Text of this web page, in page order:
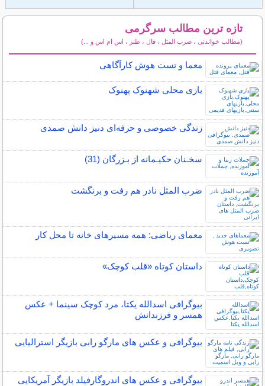
تازه ترین مطالب سرگرمی
(مطالب خواندنی ، ضرب المثل ، فال ، طنز ، اس ام اس و ...)
معما و تست هوش کارآگاهی
بازی محلی شهنوک پهنوک
زندگی خصوصی و حرفه‌ای دنیز دانش صمدی
سخـنان حکیـمانه از بـزرگان (31)
ضرب المثل نادر هم رفت و برنگشت
معمای ریاضی: همه مسیرهای خانه تا محل کار
داستان کوتاه «قلب کوچک»
بیوگرافی اسدالله یکتا، مرد کوچک سینما + عکس
همسر و فرزندانش
بیوگرافی و عکس های مارگو رابی بازیگر استرالیایی
بیوگرافی و عکس های اندروگارفیلد بازیگر آمریکایی